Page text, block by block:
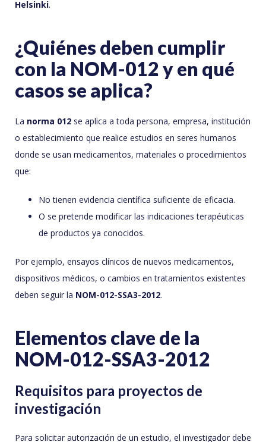
Helsinki.
¿Quiénes deben cumplir
con la NOM-012 y en qué
casos se aplica?
La norma 012 se aplica a toda persona, empresa, institución
o establecimiento que realice estudios en seres humanos
donde se usan medicamentos, materiales o procedimientos
que:
No tienen evidencia científica suficiente de eficacia.
O se pretende modificar las indicaciones terapéuticas
de productos ya conocidos.
Por ejemplo, ensayos clínicos de nuevos medicamentos,
dispositivos médicos, o cambios en tratamientos existentes
deben seguir la NOM-012-SSA3-2012.
Elementos clave de la
NOM-012-SSA3-2012
Requisitos para proyectos de
investigación
Para solicitar autorización de un estudio, el investigador debe